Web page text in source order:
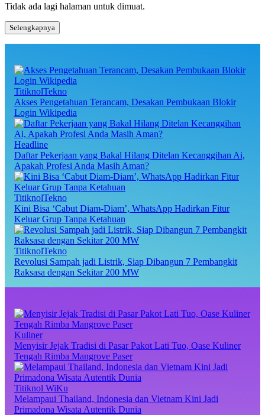
Tidak ada lagi halaman untuk dimuat.
Selengkapnya
TitiknolTekno
Akses Pengetahuan Terancam, Desakan Pembukaan Blokir
Login Wikipedia
Headline
Daftar Pekerjaan yang Bakal Hilang Ditelan Kecanggihan Ai,
Apakah Profesi Anda Masih Aman?
TitiknolTekno
Kini Bisa ‘Cabut Diam-Diam’, WhatsApp Hadirkan Fitur
Keluar Grup Tanpa Ketahuan
TitiknolTekno
Revolusi Sampah jadi Listrik, Siap Dibangun 7 Pembangkit
Raksasa dengan Sekitar 200 MW
Kuliner
Menyisir Jejak Tradisi di Pasar Pakot Lati Tuo, Oase Kuliner
Tengah Rimba Mangrove Paser
Titiknol WiKu
Melampaui Thailand, Indonesia dan Vietnam Kini Jadi
Primadona Wisata Autentik Dunia